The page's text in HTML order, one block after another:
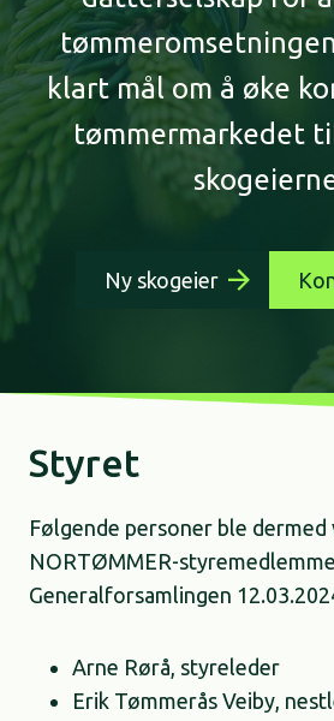
klart mål om å øke
tømmermarkedet
Ny skogeier
Styret
Følgende personer ble dermed
NORTØMMER-
Generalforsamlingen
Arne Rørå, styreleder
Erik Tømmerås Veiby,